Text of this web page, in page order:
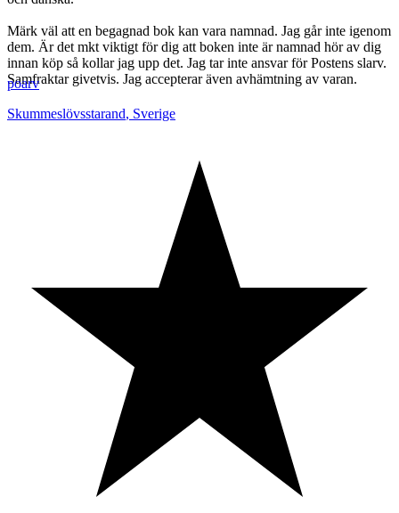
Märk väl att en begagnad bok kan vara namnad. Jag går inte igenom
dem. Är det mkt viktigt för dig att boken inte är namnad hör av dig
innan köp så kollar jag upp det. Jag tar inte ansvar för Postens slarv.
Samfraktar givetvis. Jag accepterar även avhämtning av varan.
poarv
Skummeslövsstarand, Sverige